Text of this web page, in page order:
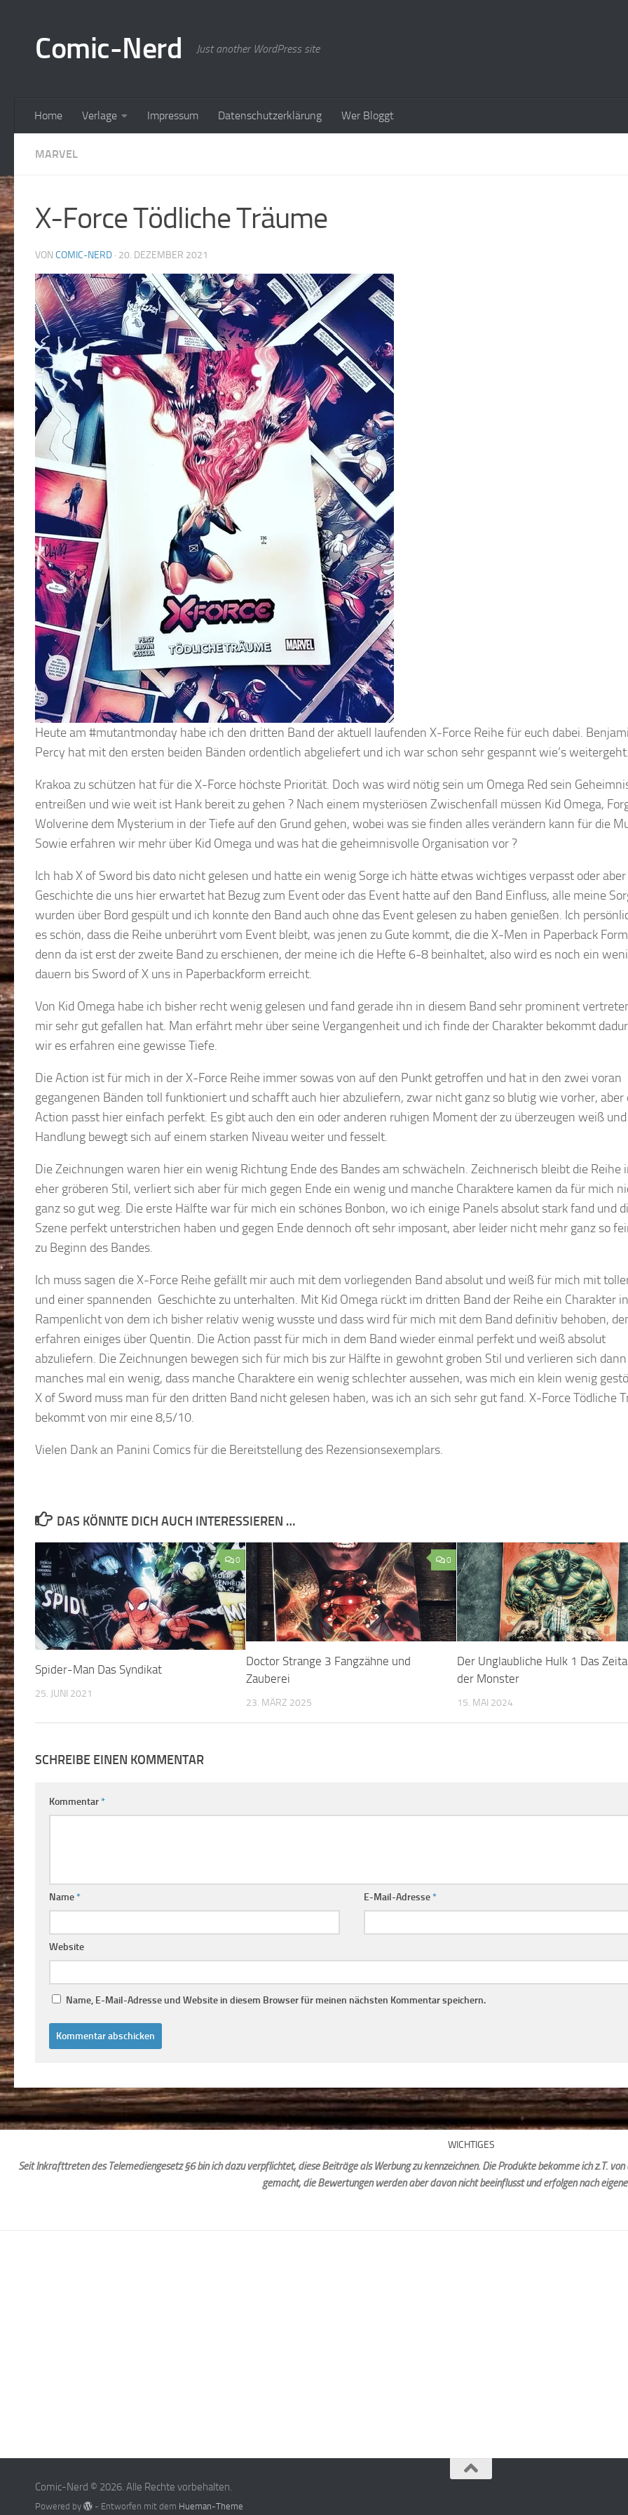
Comic-Nerd Just another WordPress site
Home Verlage Impressum Datenschutzerklärung Wer Bloggt
MARVEL
X-Force Tödliche Träume
VON COMIC-NERD · 20. DEZEMBER 2021
Heute am #mutantmonday habe ich den dritten Band der aktuell laufenden X-Force Reihe für euch dabei.
Percy hat mit den ersten beiden Bänden ordentlich abgeliefert und ich war schon sehr gespannt wie’s
Krakoa zu schützen hat für die X-Force höchste Priorität. Doch was wird nötig sein um Omega Red sein
entreißen und wie weit ist Hank bereit zu gehen ? Nach einem mysteriösen Zwischenfall müssen Kid Omega,
Wolverine dem Mysterium in der Tiefe auf den Grund gehen, wobei was sie finden alles verändern kann für die
Sowie erfahren wir mehr über Kid Omega und was hat die geheimnisvolle Organisation vor ?
Ich hab X of Sword bis dato nicht gelesen und hatte ein wenig Sorge ich hätte etwas wichtiges verpasst oder
Geschichte die uns hier erwartet hat Bezug zum Event oder das Event hatte auf den Band Einfluss, alle meine
wurden über Bord gespült und ich konnte den Band auch ohne das Event gelesen zu haben genießen. Ich
es schön, dass die Reihe unberührt vom Event bleibt, was jenen zu Gute kommt, die die X-Men in Paperback
denn da ist erst der zweite Band zu erschienen, der meine ich die Hefte 6-8 beinhaltet, also wird es noch ein
dauern bis Sword of X uns in Paperbackform erreicht.
Von Kid Omega habe ich bisher recht wenig gelesen und fand gerade ihn in diesem Band sehr prominent
mir sehr gut gefallen hat. Man erfährt mehr über seine Vergangenheit und ich finde der Charakter bekommt
wir es erfahren eine gewisse Tiefe.
Die Action ist für mich in der X-Force Reihe immer sowas von auf den Punkt getroffen und hat in den zwei voran
gegangenen Bänden toll funktioniert und schafft auch hier abzuliefern, zwar nicht ganz so blutig wie vorher, aber
Action passt hier einfach perfekt. Es gibt auch den ein oder anderen ruhigen Moment der zu überzeugen weiß
Handlung bewegt sich auf einem starken Niveau weiter und fesselt.
Die Zeichnungen waren hier ein wenig Richtung Ende des Bandes am schwächeln. Zeichnerisch bleibt die Reihe
eher gröberen Stil, verliert sich aber für mich gegen Ende ein wenig und manche Charaktere kamen da für mich
ganz so gut weg. Die erste Hälfte war für mich ein schönes Bonbon, wo ich einige Panels absolut stark fand und
Szene perfekt unterstrichen haben und gegen Ende dennoch oft sehr imposant, aber leider nicht mehr ganz so
zu Beginn des Bandes.
Ich muss sagen die X-Force Reihe gefällt mir auch mit dem vorliegenden Band absolut und weiß für mich mit
und einer spannenden Geschichte zu unterhalten. Mit Kid Omega rückt im dritten Band der Reihe ein Charakter
Rampenlicht von dem ich bisher relativ wenig wusste und dass wird für mich mit dem Band definitiv behoben,
erfahren einiges über Quentin. Die Action passt für mich in dem Band wieder einmal perfekt und weiß absolut
abzuliefern. Die Zeichnungen bewegen sich für mich bis zur Hälfte in gewohnt groben Stil und verlieren sich
manches mal ein wenig, dass manche Charaktere ein wenig schlechter aussehen, was mich ein klein wenig
X of Sword muss man für den dritten Band nicht gelesen haben, was ich an sich sehr gut fand. X-Force Tödliche
bekommt von mir eine 8,5/10.
Vielen Dank an Panini Comics für die Bereitstellung des Rezensionsexemplars.
DAS KÖNNTE DICH AUCH INTERESSIEREN …
0
Spider-Man Das Syndikat
25. JUNI 2021
0
Doctor Strange 3 Fangzähne und
Zauberei
23. MÄRZ 2025
Der Unglaubliche Hulk 1 Das
der Monster
15. MAI 2024
SCHREIBE EINEN KOMMENTAR
Kommentar*
Name* E-Mail-Adresse*
Website
Name, E-Mail-Adresse und Website in diesem Browser für meinen nächsten Kommentar speichern.
WICHTIGES
Seit Inkrafttreten des Telemediengesetz §6 bin ich dazu verpflichtet, diese Beiträge als Werbung zu kennzeichnen. Die Produkte bekomme ich z.T.
gemacht, die Bewertungen werden aber davon nicht beeinflusst und erfolgen nach
Comic-Nerd © 2026. Alle Rechte vorbehalten.
Powered by - Entworfen mit dem Hueman-Theme